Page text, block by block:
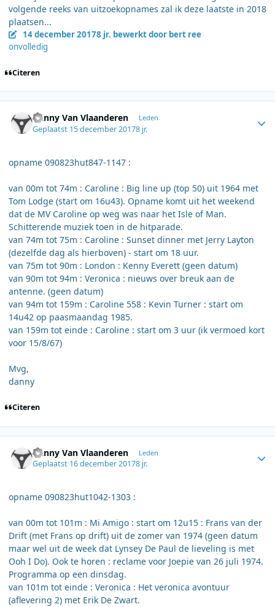
volgende reeks van uitzoekopnames zal ik deze laatste in 2018
plaatsen...
14 december 20178 jr. bewerkt door bert ree
onvolledig
Citeren
Danny Van Vlaanderen Leden
Geplaatst 15 december 20178 jr.
opname 090823hut847-1147 :
van 00m tot 74m : Caroline : Big line up (top 50) uit 1964 met
Tom Lodge (start om 16u43). Opname komt uit het weekend
dat de MV Caroline op weg was naar het Isle of Man.
Schitterende muziek toen in de hitparade.
van 74m tot 75m : Caroline : Sunset dinner met Jerry Layton
(dezelfde dag als hierboven) - start om 18 uur.
van 75m tot 90m : London : Kenny Everett (geen datum)
van 90m tot 94m : Veronica : nieuws over breuk aan de
antenne. (geen datum)
van 94m tot 159m : Caroline 558 : Kevin Turner : start om
14u42 op paasmaandag 1985.
van 159m tot einde : Caroline : start om 3 uur (ik vermoed kort
voor 15/8/67)
Mvg,
danny
Citeren
Danny Van Vlaanderen Leden
Geplaatst 16 december 20178 jr.
opname 090823hut1042-1303 :
van 00m tot 101m : Mi Amigo : start om 12u15 : Frans van der
Drift (met Frans op drift) uit de zomer van 1974 (geen datum
maar wel uit de week dat Lynsey De Paul de lieveling is met
Ooh I Do). Ook te horen : reclame voor Joepie van 26 juli 1974.
Programma op een dinsdag.
van 101m tot einde : Veronica : Het veronica avontuur
(aflevering 2) met Erik De Zwart.